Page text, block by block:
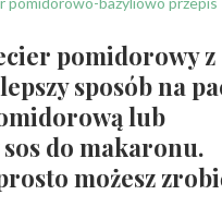
pomidorowy z
sposób na
lub
do makaronu.
możesz